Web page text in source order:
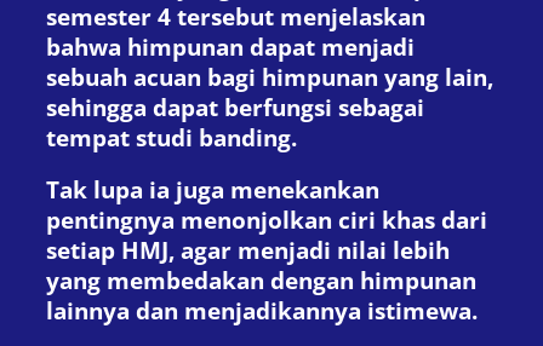
semester 4 tersebut menjelaskan
bahwa himpunan dapat menjadi
sebuah acuan bagi himpunan yang lain,
sehingga dapat berfungsi sebagai
tempat studi banding.
Tak lupa ia juga menekankan
pentingnya menonjolkan ciri khas dari
setiap HMJ, agar menjadi nilai lebih
yang membedakan dengan himpunan
lainnya dan menjadikannya istimewa.